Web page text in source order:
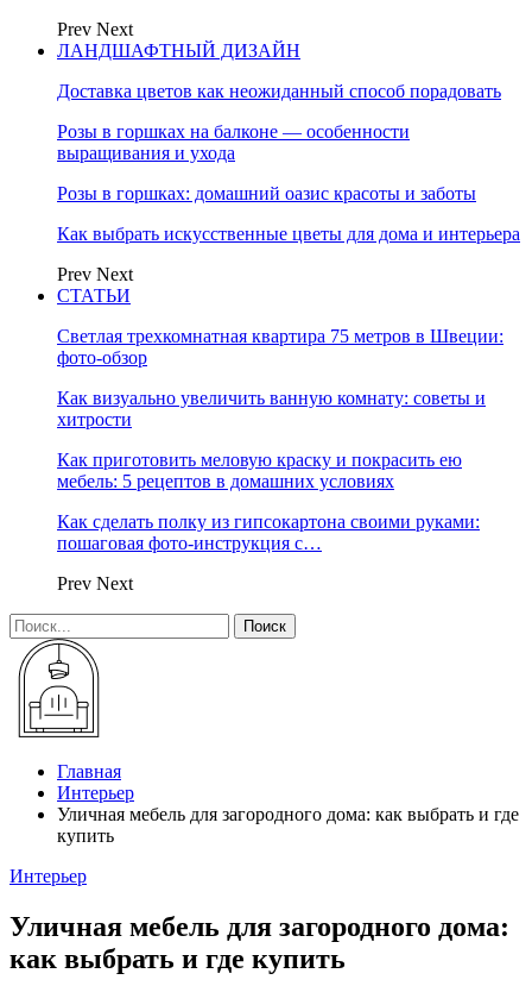
Prev Next
ЛАНДШАФТНЫЙ ДИЗАЙН
Доставка цветов как неожиданный способ порадовать
Розы в горшках на балконе — особенности
выращивания и ухода
Розы в горшках: домашний оазис красоты и заботы
Как выбрать искусственные цветы для дома и интерьера
Prev Next
СТАТЬИ
Светлая трехкомнатная квартира 75 метров в Швеции:
фото-обзор
Как визуально увеличить ванную комнату: советы и
хитрости
Как приготовить меловую краску и покрасить ею
мебель: 5 рецептов в домашних условиях
Как сделать полку из гипсокартона своими руками:
пошаговая фото-инструкция с…
Prev Next
Главная
Интерьер
Уличная мебель для загородного дома: как выбрать и где
купить
Интерьер
Уличная мебель для загородного дома:
как выбрать и где купить